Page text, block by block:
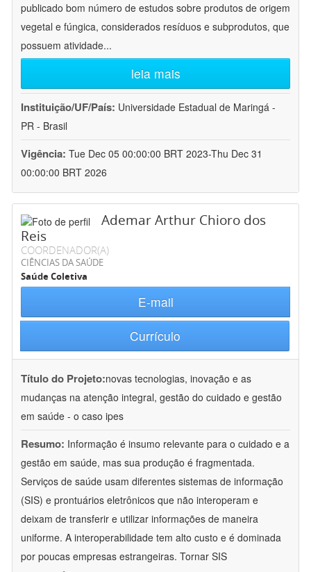
publicado bom número de estudos sobre produtos de origem
vegetal e fúngica, considerados resíduos e subprodutos, que
possuem atividade...
leia mais
Instituição/UF/País: Universidade Estadual de Maringá -
PR - Brasil
Vigência: Tue Dec 05 00:00:00 BRT 2023-Thu Dec 31
00:00:00 BRT 2026
Ademar Arthur Chioro dos
Reis
COORDENADOR(A)
CIÊNCIAS DA SAÚDE
Saúde Coletiva
E-mail
Currículo
Título do Projeto:novas tecnologias, inovação e as
mudanças na atenção integral, gestão do cuidado e gestão
em saúde - o caso ipes
Resumo: Informação é insumo relevante para o cuidado e a
gestão em saúde, mas sua produção é fragmentada.
Serviços de saúde usam diferentes sistemas de informação
(SIS) e prontuários eletrônicos que não interoperam e
deixam de transferir e utilizar informações de maneira
uniforme. A interoperabilidade tem alto custo e é dominada
por poucas empresas estrangeiras. Tornar SIS